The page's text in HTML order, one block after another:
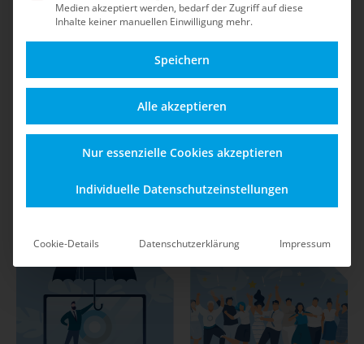
Alles zu Funktionen,
Einsatzmöglichkeiten
für einen sicheren
Shop-Betrieb durch
safefive.
Schützen Sie Ihren
Shop vor Angriffen,
Datenverlust und
rechtlichen Risiken –
mit klaren
Maßnahmen und Best
Medien akzeptiert werden, bedarf der Zugriff auf diese
Inhalte keiner manuellen Einwilligung mehr.
Speichern
Alle akzeptieren
Nur essenzielle Cookies akzeptieren
Individuelle Datenschutzeinstellungen
Cookie-Details Datenschutzerklärung Impressum